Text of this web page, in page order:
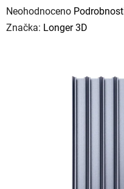
Průměrné
hodnocení
Neohodnoceno
Značka: Longer 3D